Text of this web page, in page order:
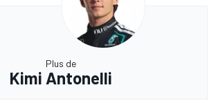
Plus de
Kimi Antonelli